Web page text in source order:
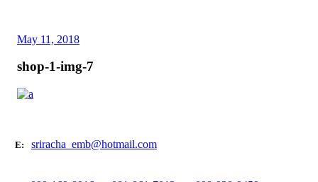
May 11, 2018
shop-1-img-7
E: sriracha_emb@hotmail.com